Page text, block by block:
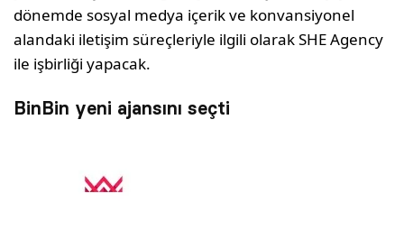
dönemde sosyal medya içerik ve konvansiyonel
alandaki iletişim süreçleriyle ilgili olarak SHE Agency
ile işbirliği yapacak.
BinBin yeni ajansını seçti